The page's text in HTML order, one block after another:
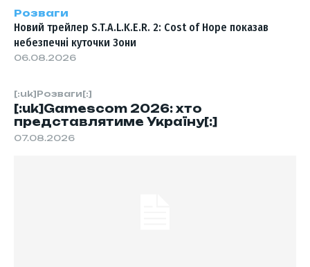
[:uk]Розваги[:]
[:uk]Gamescom 2026: хто
представлятиме Україну[:]
07.08.2026
Розваги
Новий трейлер S.T.A.L.K.E.R. 2: Cost of Hope показав
небезпечні куточки Зони
06.08.2026